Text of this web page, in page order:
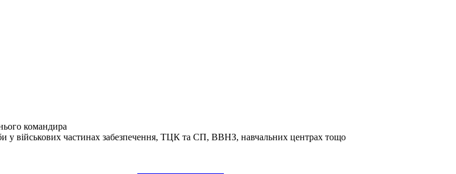
командира
у військових частинах забезпечення, ТЦК та СП, ВВНЗ, навчальних центрах тощо